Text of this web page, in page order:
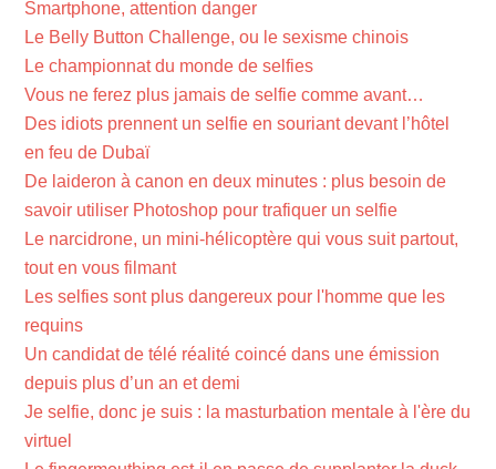
Smartphone, attention danger
Le Belly Button Challenge, ou le sexisme chinois
Le championnat du monde de selfies
Vous ne ferez plus jamais de selfie comme avant…
Des idiots prennent un selfie en souriant devant l’hôtel
en feu de Dubaï
De laideron à canon en deux minutes : plus besoin de
savoir utiliser Photoshop pour trafiquer un selfie
Le narcidrone, un mini-hélicoptère qui vous suit partout,
tout en vous filmant
Les selfies sont plus dangereux pour l'homme que les
requins
Un candidat de télé réalité coincé dans une émission
depuis plus d’un an et demi
Je selfie, donc je suis : la masturbation mentale à l'ère du
virtuel